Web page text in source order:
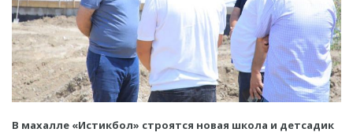
В махалле «Истикбол» строятся новая школа и детсадик